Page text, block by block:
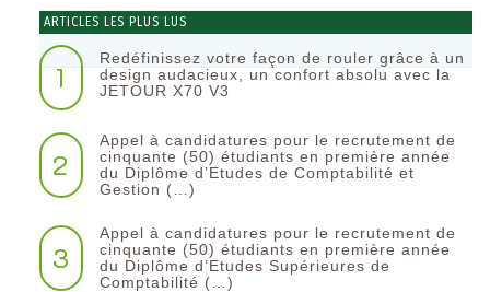
ARTICLES LES PLUS LUS
1
Redéfinissez votre façon de rouler grâce à un
design audacieux, un confort absolu avec la
JETOUR X70 V3
2
Appel à candidatures pour le recrutement de
cinquante (50) étudiants en première année
du Diplôme d’Etudes de Comptabilité et
Gestion (…)
3
Appel à candidatures pour le recrutement de
cinquante (50) étudiants en première année
du Diplôme d’Etudes Supérieures de
Comptabilité (…)